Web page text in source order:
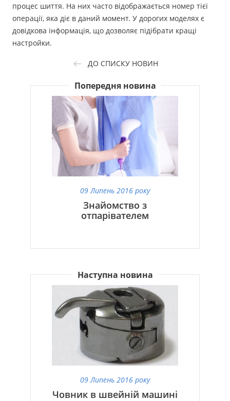
процес шиття. На них часто відображається номер тієї
операції, яка діє в даний момент. У дорогих моделях є
довідкова інформація, що дозволяє підібрати кращі
настройки.
ДО СПИСКУ НОВИН
Попередня новина
09 Липень 2016 року
Знайомство з
отпарівателем
Наступна новина
09 Липень 2016 року
Човник в швейній машині